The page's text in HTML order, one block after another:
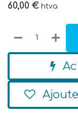
60,00 € htva